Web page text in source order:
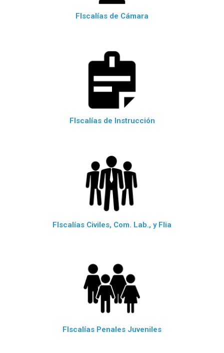
FIscalías de Cámara
FIscalías de Instrucción
FIscalías Civiles, Com. Lab., y Flia
FIscalías Penales Juveniles